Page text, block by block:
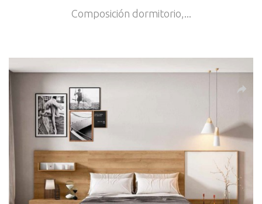
Composición dormitorio,...